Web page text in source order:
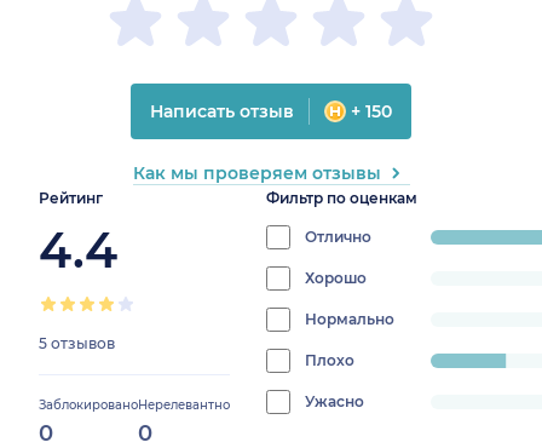
Рейтинг
4.4
5 отзывов
Заблокировано
0
Нерелевантно
0
Фильтр по оценкам
Отличноprogress:
80%
Хорошо
0%
Нормально
0%
Плохо
20%
Ужасно
progress:
Написать отзыв + 150
Как мы проверяем отзывы